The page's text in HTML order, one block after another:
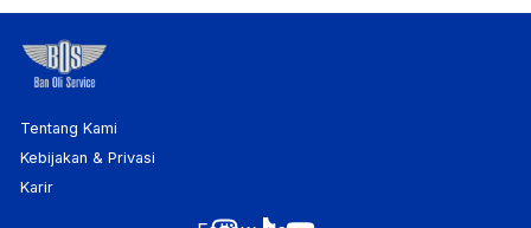
Tentang Kami
Kebijakan & Privasi
Karir